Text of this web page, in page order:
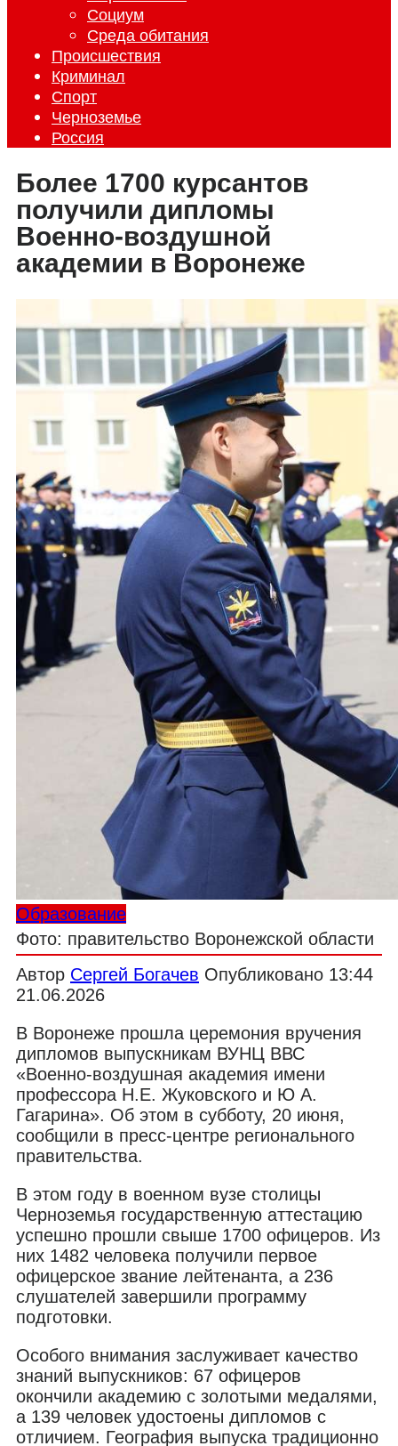
Социум
Среда обитания
Происшествия
Криминал
Спорт
Черноземье
Россия
Более 1700 курсантов
получили дипломы
Военно-воздушной
академии в Воронеже
Образование
Фото: правительство Воронежской области
Автор Сергей Богачев Опубликовано 13:44
21.06.2026
В Воронеже прошла церемония вручения
дипломов выпускникам ВУНЦ ВВС
«Военно-воздушная академия имени
профессора Н.Е. Жуковского и Ю А.
Гагарина». Об этом в субботу, 20 июня,
сообщили в пресс-центре регионального
правительства.
В этом году в военном вузе столицы
Черноземья государственную аттестацию
успешно прошли свыше 1700 офицеров. Из
них 1482 человека получили первое
офицерское звание лейтенанта, а 236
слушателей завершили программу
подготовки.
Особого внимания заслуживает качество
знаний выпускников: 67 офицеров
окончили академию с золотыми медалями,
а 139 человек удостоены дипломов с
отличием. География выпуска традиционно